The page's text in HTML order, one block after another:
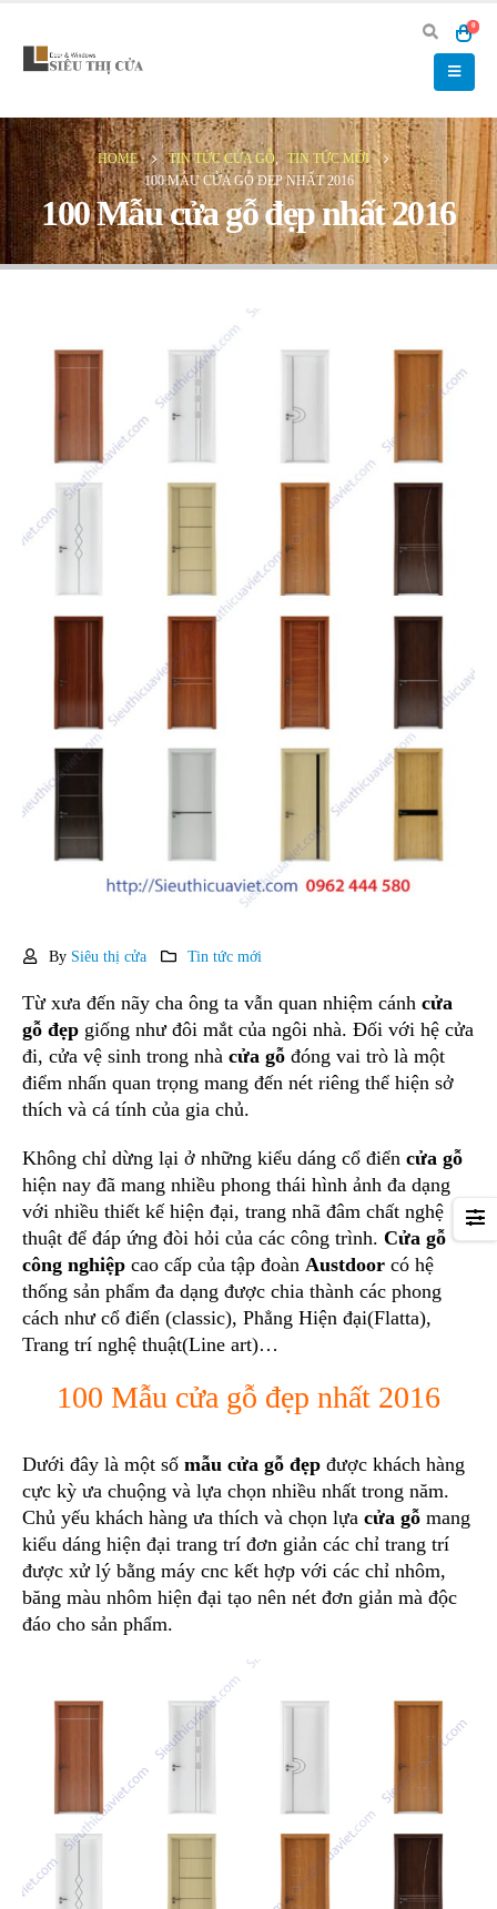
0
HOME TIN TỨC CỬA GỖ, TIN TỨC MỚI
100 MẪU CỬA GỖ ĐẸP NHẤT 2016
100 Mẫu cửa gỗ đẹp nhất 2016
By Siêu thị cửa Tin tức mới
Từ xưa đến nãy cha ông ta vẫn quan nhiệm cánh cửa
gỗ đẹp giống như đôi mắt của ngôi nhà. Đối với hệ cửa
đi, cửa vệ sinh trong nhà cửa gỗ đóng vai trò là một
điểm nhấn quan trọng mang đến nét riêng thể hiện sở
thích và cá tính của gia chủ.
Không chỉ dừng lại ở những kiểu dáng cổ điển cửa gỗ
hiện nay đã mang nhiều phong thái hình ảnh đa dạng
với nhiều thiết kế hiện đại, trang nhã đâm chất nghệ
thuật để đáp ứng đòi hỏi của các công trình. Cửa gỗ
công nghiệp cao cấp của tập đoàn Austdoor có hệ
thống sản phẩm đa dạng được chia thành các phong
cách như cổ điển (classic), Phẳng Hiện đại(Flatta),
Trang trí nghệ thuật(Line art)…
100 Mẫu cửa gỗ đẹp nhất 2016
Dưới đây là một số mẫu cửa gỗ đẹp được khách hàng
cực kỳ ưa chuộng và lựa chọn nhiều nhất trong năm.
Chủ yếu khách hàng ưa thích và chọn lựa cửa gỗ mang
kiểu dáng hiện đại trang trí đơn giản các chỉ trang trí
được xử lý bằng máy cnc kết hợp với các chỉ nhôm,
băng màu nhôm hiện đại tạo nên nét đơn giản mà độc
đáo cho sản phẩm.